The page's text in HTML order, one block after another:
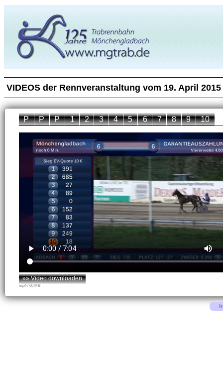
VIDEOS der Rennveranstaltung vom 19. April 2015
P P P 1 2 3 4 5 6 7 8 9 10
»» Video downloaden
mp4 / 60 MB